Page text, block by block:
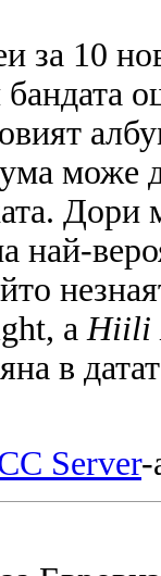
за 10
може
Дори
най-
а Hiili
в
Server-